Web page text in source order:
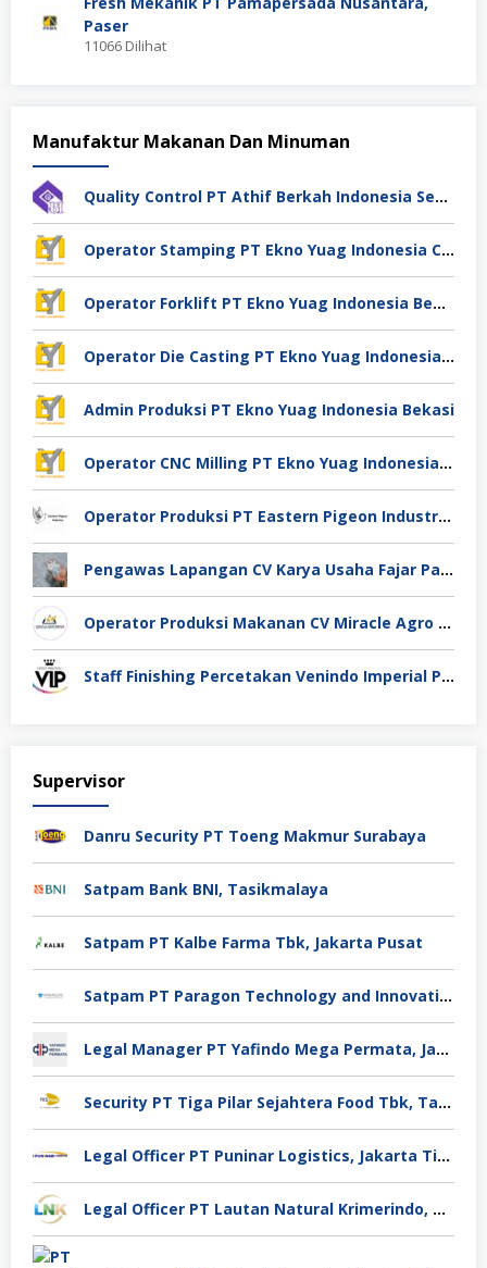
Paser
11066 Dilihat
Manufaktur Makanan Dan Minuman
Quality Control PT Athif Berkah Indonesia Semarang
Operator Stamping PT Ekno Yuag Indonesia Cikarang
Operator Forklift PT Ekno Yuag Indonesia Bekasi
Operator Die Casting PT Ekno Yuag Indonesia Bekasi
Admin Produksi PT Ekno Yuag Indonesia Bekasi
Operator CNC Milling PT Ekno Yuag Indonesia Bekasi
Operator Produksi PT Eastern Pigeon Industry Deli Serdang
Pengawas Lapangan CV Karya Usaha Fajar Pasuruan
Operator Produksi Makanan CV Miracle Agro Spices Sidoarjo
Staff Finishing Percetakan Venindo Imperial Perkasa Bandung Kota
Supervisor
Danru Security PT Toeng Makmur Surabaya
Satpam Bank BNI, Tasikmalaya
Satpam PT Kalbe Farma Tbk, Jakarta Pusat
Satpam PT Paragon Technology and Innovation Jakarta
Legal Manager PT Yafindo Mega Permata, Jakarta Barat
Security PT Tiga Pilar Sejahtera Food Tbk, Tangerang
Legal Officer PT Puninar Logistics, Jakarta Timur
Legal Officer PT Lautan Natural Krimerindo, Mojokerto